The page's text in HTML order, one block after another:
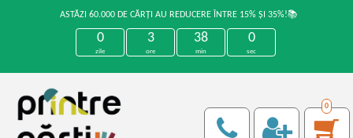
ASTĂZI 60.000 DE CĂRȚI AU REDUCERE ÎNTRE 15% ȘI 35%!📚
0
zile
3
ore
38
min
0
sec
0